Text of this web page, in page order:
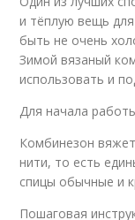
и тёплую вещь
быть не очень
Зимой вязаный
использовать и
Для начала
Комбинезон
нити, то есть
спицы обычные и
Пошаговая